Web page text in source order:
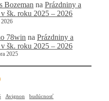
Bozeman na Prázdniny a
šk. roku 2025 – 2026
2026
78win na Prázdniny a
šk. roku 2025 – 2026
2025
Avignon budúcnosť